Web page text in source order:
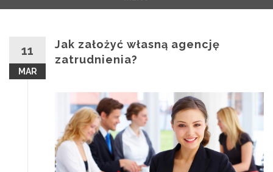
11
MAR
Jak założyć własną agencję
zatrudnienia?